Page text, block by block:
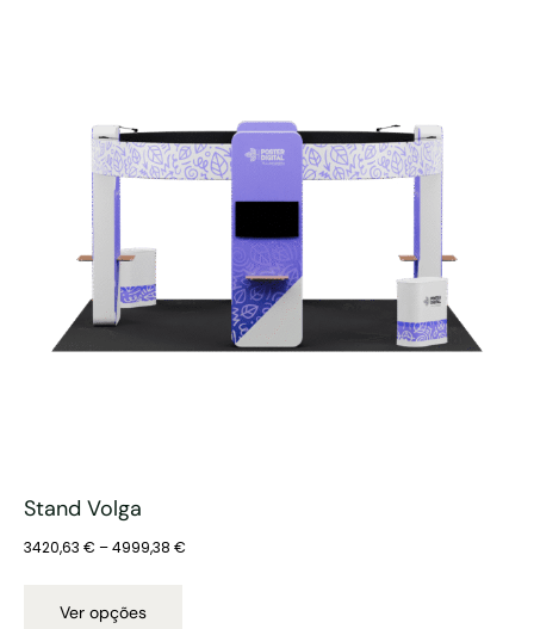
Stand Volga
3420,63 € –4999,38 €
Ver opções